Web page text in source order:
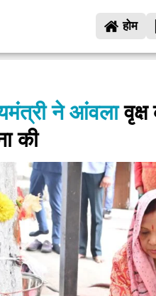
होम
ने आंवलावृक्ष
की